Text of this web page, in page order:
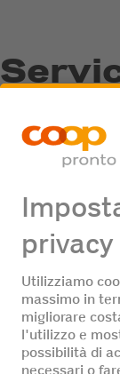
Nessuna offerta